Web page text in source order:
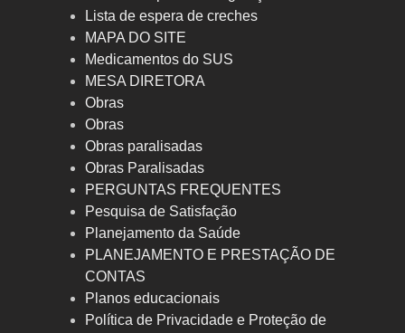
Lista de espera de creches
MAPA DO SITE
Medicamentos do SUS
MESA DIRETORA
Obras
Obras
Obras paralisadas
Obras Paralisadas
PERGUNTAS FREQUENTES
Pesquisa de Satisfação
Planejamento da Saúde
PLANEJAMENTO E PRESTAÇÃO DE
CONTAS
Planos educacionais
Política de Privacidade e Proteção de